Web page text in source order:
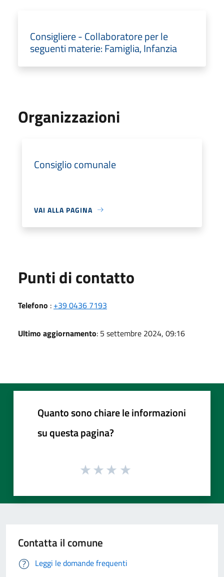
Consigliere - Collaboratore per le
seguenti materie: Famiglia, Infanzia
Organizzazioni
Consiglio comunale
VAI ALLA PAGINA
Punti di contatto
Telefono : +39 0436 7193
Ultimo aggiornamento: 5 settembre 2024, 09:16
Quanto sono chiare le informazioni
su questa pagina?
Contatta il comune
Leggi le domande frequenti